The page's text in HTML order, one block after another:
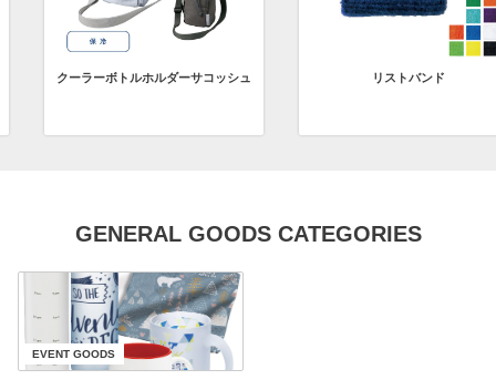
ダーサコッシュ リストバンド 吸水収納ケー
GENERAL GOODS CATEGORIES
EVENT GOODS